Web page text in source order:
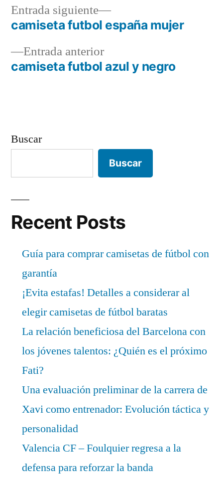
Navegación
deEntrada anteriorEntrada
anterior:
camiseta futbol azul y negro
Entrada siguiente
Entrada
siguiente:
camiseta futbol españa mujer
Buscar
Buscar
Recent Posts
Guía para comprar camisetas de fútbol con
garantía
¡Evita estafas! Detalles a considerar al
elegir camisetas de fútbol baratas
La relación beneficiosa del Barcelona con
los jóvenes talentos: ¿Quién es el próximo
Fati?
Una evaluación preliminar de la carrera de
Xavi como entrenador: Evolución táctica y
personalidad
Valencia CF – Foulquier regresa a la
defensa para reforzar la banda